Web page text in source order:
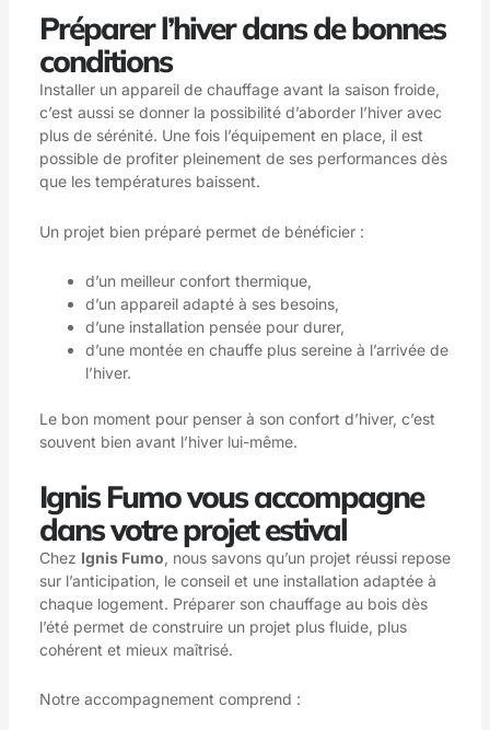
Préparer l’hiver dans de bonnes
conditions
Installer un appareil de chauffage avant la saison froide,
c’est aussi se donner la possibilité d’aborder l’hiver avec
plus de sérénité. Une fois l’équipement en place, il est
possible de profiter pleinement de ses performances dès
que les températures baissent.
Un projet bien préparé permet de bénéficier :
d’un meilleur confort thermique,
d’un appareil adapté à ses besoins,
d’une installation pensée pour durer,
d’une montée en chauffe plus sereine à l’arrivée de
l’hiver.
Le bon moment pour penser à son confort d’hiver, c’est
souvent bien avant l’hiver lui-même.
Ignis Fumo vous accompagne
dans votre projet estival
Chez Ignis Fumo, nous savons qu’un projet réussi repose
sur l’anticipation, le conseil et une installation adaptée à
chaque logement. Préparer son chauffage au bois dès
l’été permet de construire un projet plus fluide, plus
cohérent et mieux maîtrisé.
Notre accompagnement comprend :